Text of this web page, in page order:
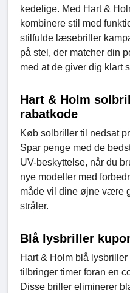
kedelige. Med Hart &
kombinere stil med
stilfulde læsebriller
på stel, der matcher din
med at de giver dig klart
Hart & Holm
rabatkode
Køb solbriller til nedsat
Spar penge med de
UV-beskyttelse, når du
nye modeller med
måde vil dine øjne være
stråler.
Blå lysbriller
Hart & Holm blå
tilbringer timer foran en
Disse briller eliminerer